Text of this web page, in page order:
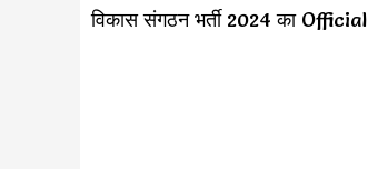
विकास संगठन भर्ती 2024 का Official